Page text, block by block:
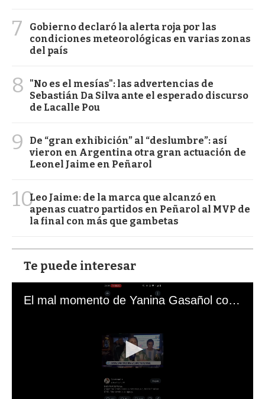
7
Gobierno declaró la alerta roja por las
condiciones meteorológicas en varias zonas
del país
8
"No es el mesías": las advertencias de
Sebastián Da Silva ante el esperado discurso
de Lacalle Pou
9
De “gran exhibición” al “deslumbre”: así
vieron en Argentina otra gran actuación de
Leonel Jaime en Peñarol
10Leo Jaime: de la marca que alcanzó en
apenas cuatro partidos en Peñarol al MVP de
la final con más que gambetas
Te puede interesar
El mal momento de Yanina Gasañol con un hincha argentino en "Subrayado"